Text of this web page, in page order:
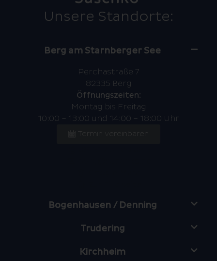
Unsere Standorte:
Berg am Starnberger See
Perchastraße 7
82335 Berg
Öffnungszeiten:
Montag bis Freitag
10:00 – 13:00 und 14:00 – 18:00 Uhr
Termin vereinbaren
Bogenhausen / Denning
Trudering
Kirchheim